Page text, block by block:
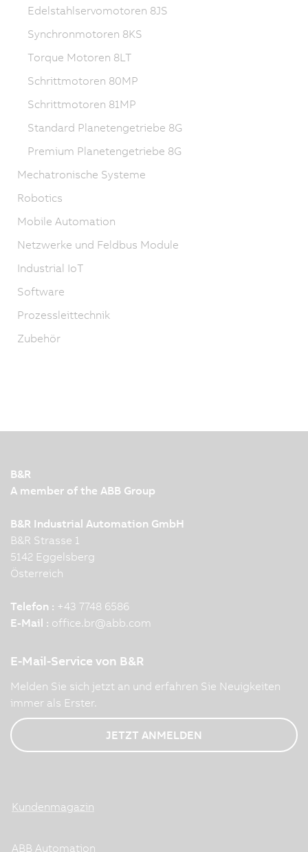
Edelstahlservomotoren 8JS
Synchronmotoren 8KS
Torque Motoren 8LT
Schrittmotoren 80MP
Schrittmotoren 81MP
Standard Planetengetriebe 8G
Premium Planetengetriebe 8G
Mechatronische Systeme
Robotics
Mobile Automation
Netzwerke und Feldbus Module
Industrial IoT
Software
Prozessleittechnik
Zubehör
B&R
A member of the ABB Group
B&R Industrial Automation GmbH
B&R Strasse 1
5142 Eggelsberg
Österreich
Telefon : +43 7748 6586
E-Mail : office.br@abb.com
E-Mail-Service von B&R
Melden Sie sich jetzt an und erfahren Sie Neuigkeiten
immer als Erster.
JETZT ANMELDEN
Kundenmagazin
ABB Automation